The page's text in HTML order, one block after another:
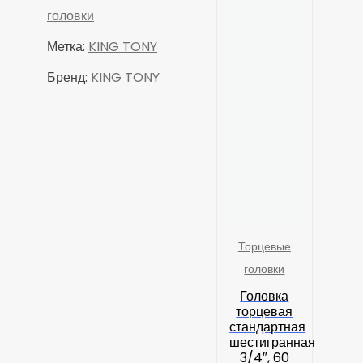
головки
Метка: KING TONY
Бренд: KING TONY
Торцевые
головки
Головка
торцевая
стандартная
шестигранная
3/4″, 60